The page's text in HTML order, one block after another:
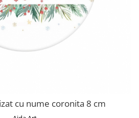
cu nume coronita 8 cm